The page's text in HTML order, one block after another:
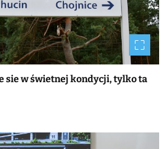
sie w świetnej kondycji, tylko ta